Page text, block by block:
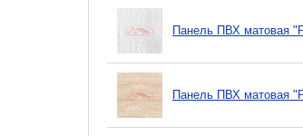
Панель ПВХ матовая
Панель ПВХ матовая